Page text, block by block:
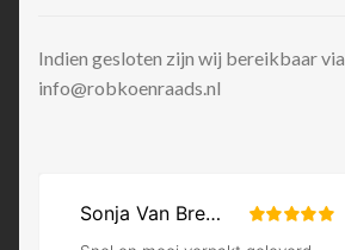
Indien gesloten zijn wij bereikbaar via
info@robkoenraads.nl